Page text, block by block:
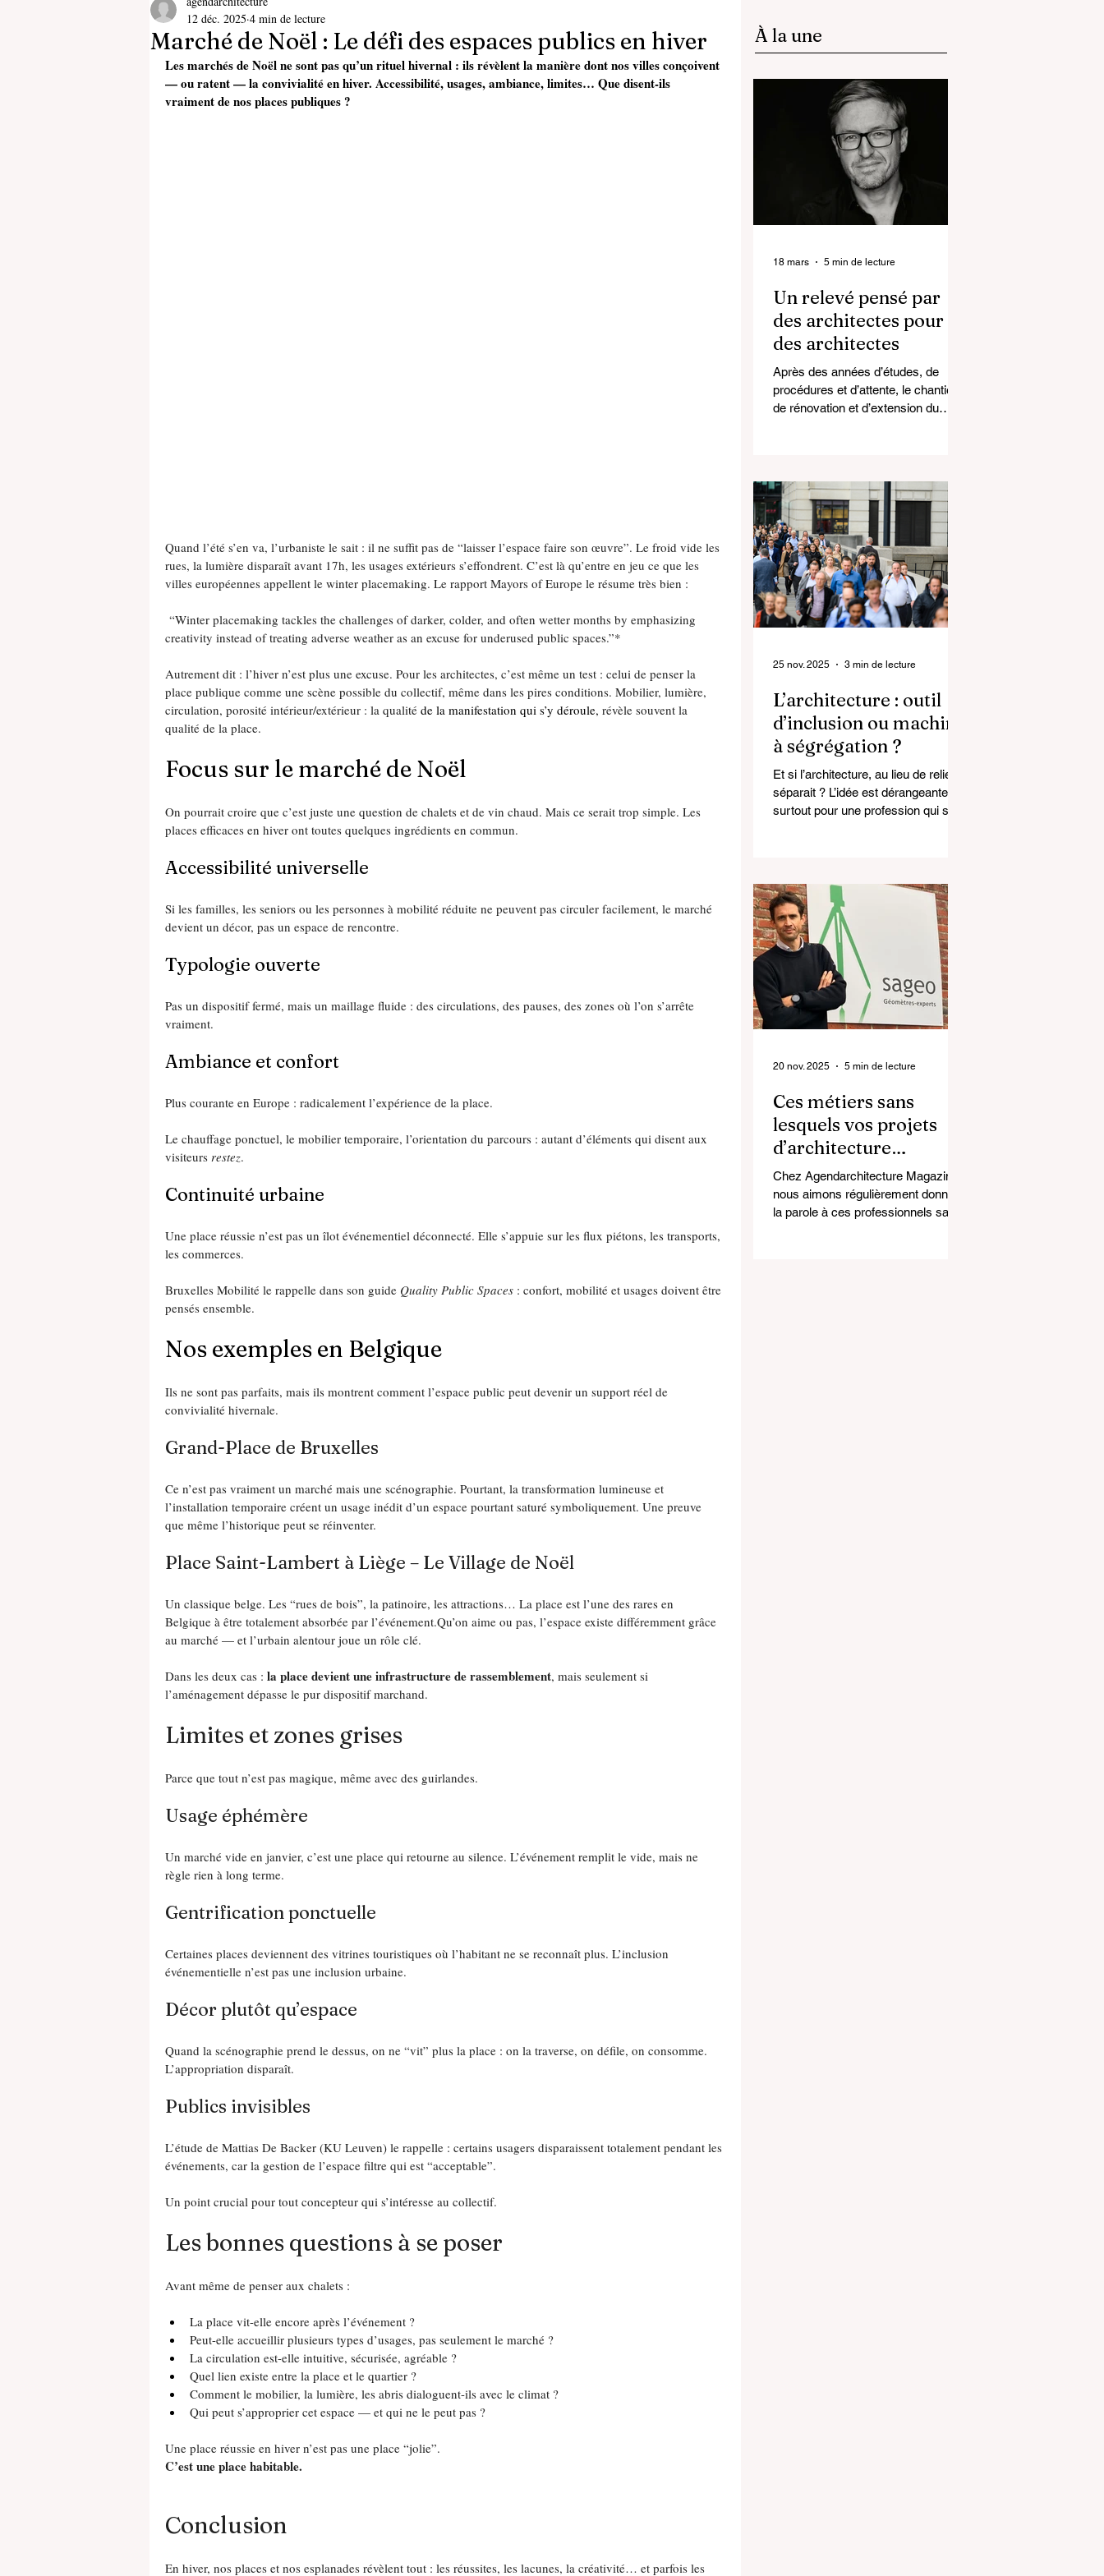
Marché de Noël : Le défi des espaces publics en hiver
12 déc. 2025 4 min de lecture
Les marchés de Noël ne sont pas qu’un rituel hivernal : ils révèlent la manière dont nos villes conçoivent
— ou ratent — la convivialité en hiver. Accessibilité, usages, ambiance, limites… Que disent-ils
vraiment de nos places publiques ?
Quand l’été s’en va, l’urbaniste le sait : il ne suffit pas de “laisser l’espace faire son œuvre”. Le froid vide les
rues, la lumière disparaît avant 17h, les usages extérieurs s’effondrent. C’est là qu’entre en jeu ce que les
villes européennes appellent le winter placemaking. Le rapport Mayors of Europe le résume très bien :
“Winter placemaking tackles the challenges of darker, colder, and often wetter months by emphasizing
creativity instead of treating adverse weather as an excuse for underused public spaces.”*
Autrement dit : l’hiver n’est plus une excuse. Pour les architectes, c’est même un test : celui de penser la
place publique comme une scène possible du collectif, même dans les pires conditions. Mobilier, lumière,
circulation, porosité intérieur/extérieur : la qualité de la manifestation qui s’y déroule, révèle souvent la
qualité de la place.
Focus sur le marché de Noël
On pourrait croire que c’est juste une question de chalets et de vin chaud. Mais ce serait trop simple. Les
places efficaces en hiver ont toutes quelques ingrédients en commun.
Accessibilité universelle
Si les familles, les seniors ou les personnes à mobilité réduite ne peuvent pas circuler facilement, le marché
devient un décor, pas un espace de rencontre.
Typologie ouverte
Pas un dispositif fermé, mais un maillage fluide : des circulations, des pauses, des zones où l’on s’arrête
vraiment.
Ambiance et confort
Plus courante en Europe : radicalement l’expérience de la place.
Le chauffage ponctuel, le mobilier temporaire, l’orientation du parcours : autant d’éléments qui disent aux
visiteurs restez.
Continuité urbaine
Une place réussie n’est pas un îlot événementiel déconnecté. Elle s’appuie sur les flux piétons, les transports,
les commerces.
Bruxelles Mobilité le rappelle dans son guide Quality Public Spaces : confort, mobilité et usages doivent être
pensés ensemble.
Nos exemples en Belgique
Ils ne sont pas parfaits, mais ils montrent comment l’espace public peut devenir un support réel de
convivialité hivernale.
Grand-Place de Bruxelles
Ce n’est pas vraiment un marché mais une scénographie. Pourtant, la transformation lumineuse et
l’installation temporaire créent un usage inédit d’un espace pourtant saturé symboliquement. Une preuve
que même l’historique peut se réinventer.
Place Saint-Lambert à Liège – Le Village de Noël
Un classique belge. Les “rues de bois”, la patinoire, les attractions… La place est l’une des rares en
Belgique à être totalement absorbée par l’événement.Qu’on aime ou pas, l’espace existe différemment grâce
au marché — et l’urbain alentour joue un rôle clé.
Dans les deux cas : la place devient une infrastructure de rassemblement, mais seulement si
l’aménagement dépasse le pur dispositif marchand.
Limites et zones grises
Parce que tout n’est pas magique, même avec des guirlandes.
Usage éphémère
Un marché vide en janvier, c’est une place qui retourne au silence. L’événement remplit le vide, mais ne
règle rien à long terme.
Gentrification ponctuelle
Certaines places deviennent des vitrines touristiques où l’habitant ne se reconnaît plus. L’inclusion
événementielle n’est pas une inclusion urbaine.
Décor plutôt qu’espace
Quand la scénographie prend le dessus, on ne “vit” plus la place : on la traverse, on défile, on consomme.
L’appropriation disparaît.
Publics invisibles
L’étude de Mattias De Backer (KU Leuven) le rappelle : certains usagers disparaissent totalement pendant les
événements, car la gestion de l’espace filtre qui est “acceptable”.
Un point crucial pour tout concepteur qui s’intéresse au collectif.
Les bonnes questions à se poser
Avant même de penser aux chalets :
La place vit-elle encore après l’événement ?
Peut-elle accueillir plusieurs types d’usages, pas seulement le marché ?
La circulation est-elle intuitive, sécurisée, agréable ?
Quel lien existe entre la place et le quartier ?
Comment le mobilier, la lumière, les abris dialoguent-ils avec le climat ?
Qui peut s’approprier cet espace — et qui ne le peut pas ?
Une place réussie en hiver n’est pas une place “jolie”.
C’est une place habitable.
Conclusion
En hiver, nos places et nos esplanades révèlent tout : les réussites, les lacunes, la créativité… et parfois les
À la une
Un relevé pensé par
des architectes pour
des architectes
Après des années d’études, de
procédures et d’attente, le chantier
de rénovation et d’extension du
par Origin Architecture &
Engineering, A2RC Architects et
FVWW Architectes, qui s’attaque à
un ensemble patrimonial aussi
emblématique que complexe.
18 mars 5 min de lecture
L’architecture : outil
d’inclusion ou machine
à ségrégation ?
Et si l’architecture, au lieu de relier,
séparait ? L’idée est dérangeante,
surtout pour une profession qui se
25 nov. 2025 3 min de lecture
Ces métiers sans
lesquels vos projets
d’architecture
n’existeraient pas !
Chez Agendarchitecture Magazine,
nous aimons régulièrement donner
la parole à ces professionnels sans
20 nov. 2025 5 min de lecture